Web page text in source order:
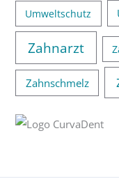
Umweltschutz
Zahnarzt
Zahnschmelz